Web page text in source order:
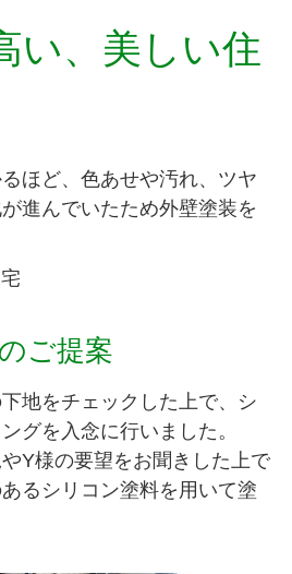
い、美しい住
ほど、色あせや汚れ、ツヤ
進んでいたため外壁塗装を
ご提案
地をチェックした上で、シ
グを入念に行いました。
Y様の要望をお聞きした上で
るシリコン塗料を用いて塗